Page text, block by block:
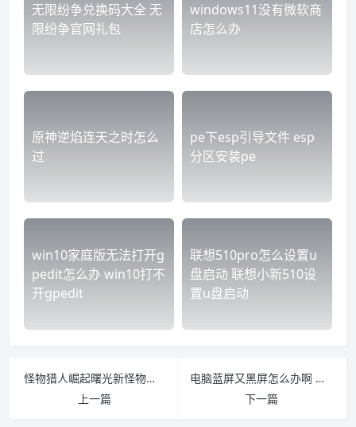
无限纷争兑换码大全 无
限纷争官网礼包
windows11没有微软商
店怎么办
原神逆焰连天之时怎么
过
pe下esp引导文件 esp
分区安装pe
win10家庭版无法打开g
pedit怎么办 win10打不
开gpedit
联想510pro怎么设置u
盘启动 联想小新510设
置u盘启动
怪物猎人崛起曙光新怪物有哪些 怪物猎人崛起今天更新了啥
上一篇
电脑蓝屏又黑屏怎么办啊 电脑黑屏然后蓝屏怎么回事
下一篇